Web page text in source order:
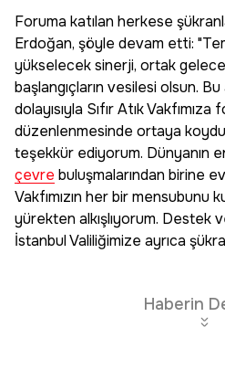
Foruma katılan herkese
Erdoğan, şöyle devam etti:
yükselecek sinerji, ortak
başlangıçların vesilesi olsun. Bu
dolayısıyla Sıfır Atık Vakfımıza
düzenlenmesinde ortaya
teşekkür ediyorum. Dünyanın
çevre buluşmalarından birine
Vakfımızın her bir mensubunu
yürekten alkışlıyorum. Destek
İstanbul Valiliğimize ayrıca
Haberin